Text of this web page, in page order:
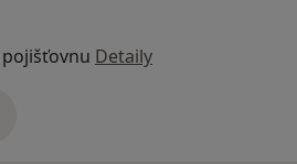
Detaily